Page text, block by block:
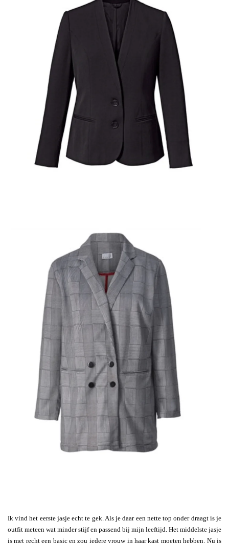
Ik vind het eerste jasje echt te gek. Als je daar een nette top onder draagt is je
outfit meteen wat minder stijf en passend bij mijn leeftijd. Het middelste jasje
is met recht een basic en zou iedere vrouw in haar kast moeten hebben. Nu is